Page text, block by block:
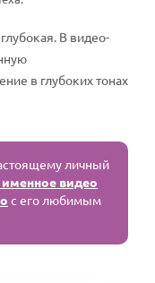
В видео-
в глубоких тонах
личный
видео
с его любимым